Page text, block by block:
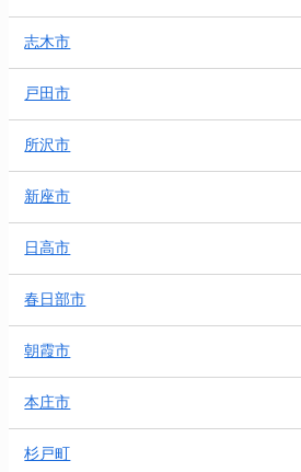
志木市
戸田市
所沢市
新座市
日高市
春日部市
朝霞市
本庄市
杉戸町